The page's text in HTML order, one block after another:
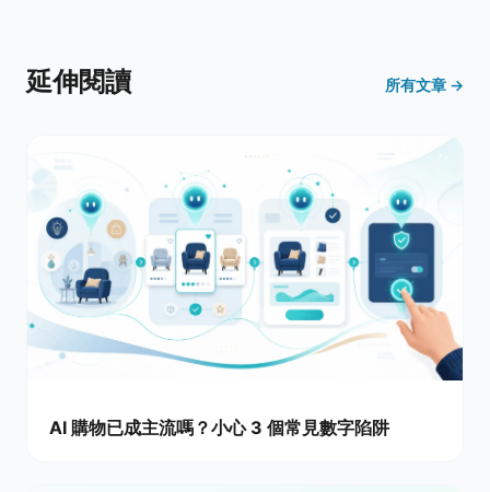
延伸閱讀 所有文章 →
AI 購物已成主流嗎？小心 3 個常見數字陷阱